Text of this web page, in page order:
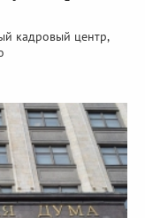
кадровый центр,